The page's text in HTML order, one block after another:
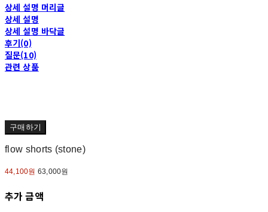
상세 설명 머리글
상세 설명
상세 설명 바닥글
후기(0)
질문(10)
관련 상품
구매하기
flow shorts (stone)
44,100원 63,000원
추가 금액